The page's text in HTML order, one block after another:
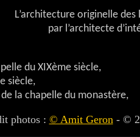
L’architecture originelle
par l’architecte
du XIXème siècle,
siècle,
la chapelle du monastère,
photos : © Amit Geron- ©